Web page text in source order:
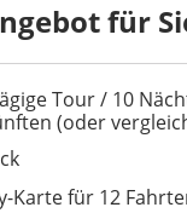
für
Tour / 10
(oder
Karte für 12